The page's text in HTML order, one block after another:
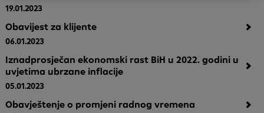
19.01.2023
Obavijest za klijente
06.01.2023
Iznadprosječan ekonomski rast BiH u 2022. godini u
uvjetima ubrzane inflacije
05.01.2023
Obavještenje o promjeni radnog vremena